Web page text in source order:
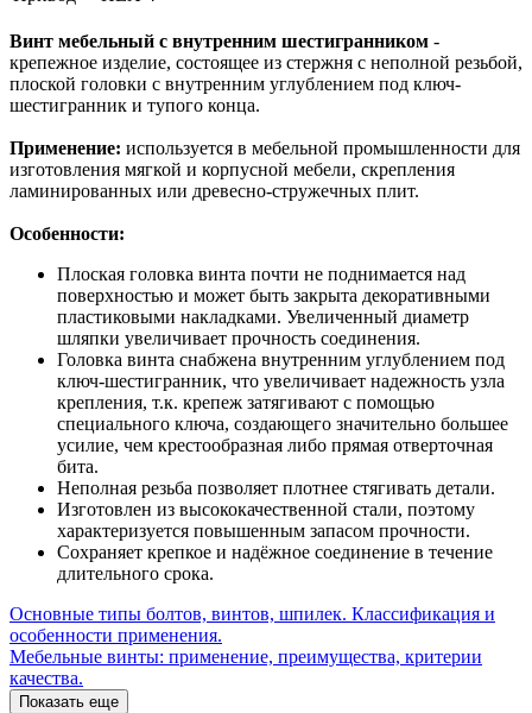
Винт мебельный с внутренним шестигранником -
крепежное изделие, состоящее из стержня с неполной резьбой,
плоской головки с внутренним углублением под ключ-
шестигранник и тупого конца.
Применение: используется в мебельной промышленности для
изготовления мягкой и корпусной мебели, скрепления
ламинированных или древесно-стружечных плит.
Особенности:
Плоская головка винта почти не поднимается над
поверхностью и может быть закрыта декоративными
пластиковыми накладками. Увеличенный диаметр
шляпки увеличивает прочность соединения.
Головка винта снабжена внутренним углублением под
ключ-шестигранник, что увеличивает надежность узла
крепления, т.к. крепеж затягивают с помощью
специального ключа, создающего значительно большее
усилие, чем крестообразная либо прямая отверточная
бита.
Неполная резьба позволяет плотнее стягивать детали.
Изготовлен из высококачественной стали, поэтому
характеризуется повышенным запасом прочности.
Сохраняет крепкое и надёжное соединение в течение
длительного срока.
Основные типы болтов, винтов, шпилек. Классификация и
особенности применения.
Мебельные винты: применение, преимущества, критерии
качества.
Показать еще